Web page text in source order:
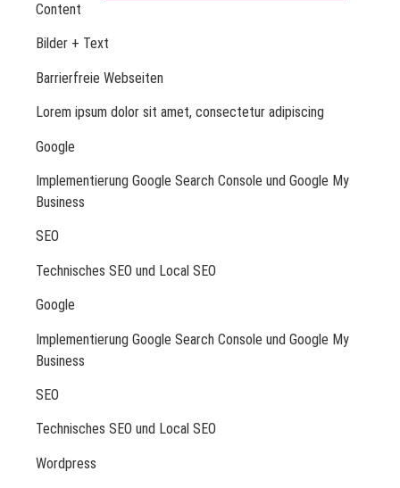
Content
Bilder + Text
Barrierfreie Webseiten
Lorem ipsum dolor sit amet, consectetur adipiscing
Google
Implementierung Google Search Console und Google My
Business
SEO
Technisches SEO und Local SEO
Google
Implementierung Google Search Console und Google My
Business
SEO
Technisches SEO und Local SEO
Wordpress